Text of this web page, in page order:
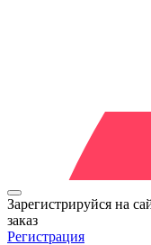
Зарегистрируйся на
заказ
Регистрация